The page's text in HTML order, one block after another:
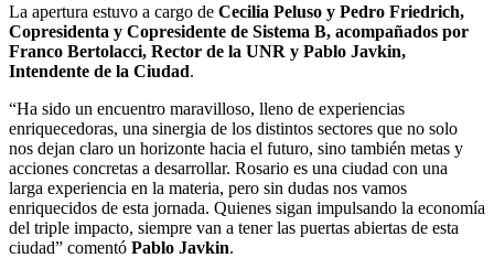
La apertura estuvo a cargo de Cecilia Peluso y Pedro Friedrich,
Copresidenta y Copresidente de Sistema B, acompañados por
Franco Bertolacci, Rector de la UNR y Pablo Javkin,
Intendente de la Ciudad.
“Ha sido un encuentro maravilloso, lleno de experiencias
enriquecedoras, una sinergia de los distintos sectores que no solo
nos dejan claro un horizonte hacia el futuro, sino también metas y
acciones concretas a desarrollar. Rosario es una ciudad con una
larga experiencia en la materia, pero sin dudas nos vamos
enriquecidos de esta jornada. Quienes sigan impulsando la economía
del triple impacto, siempre van a tener las puertas abiertas de esta
ciudad” comentó Pablo Javkin.